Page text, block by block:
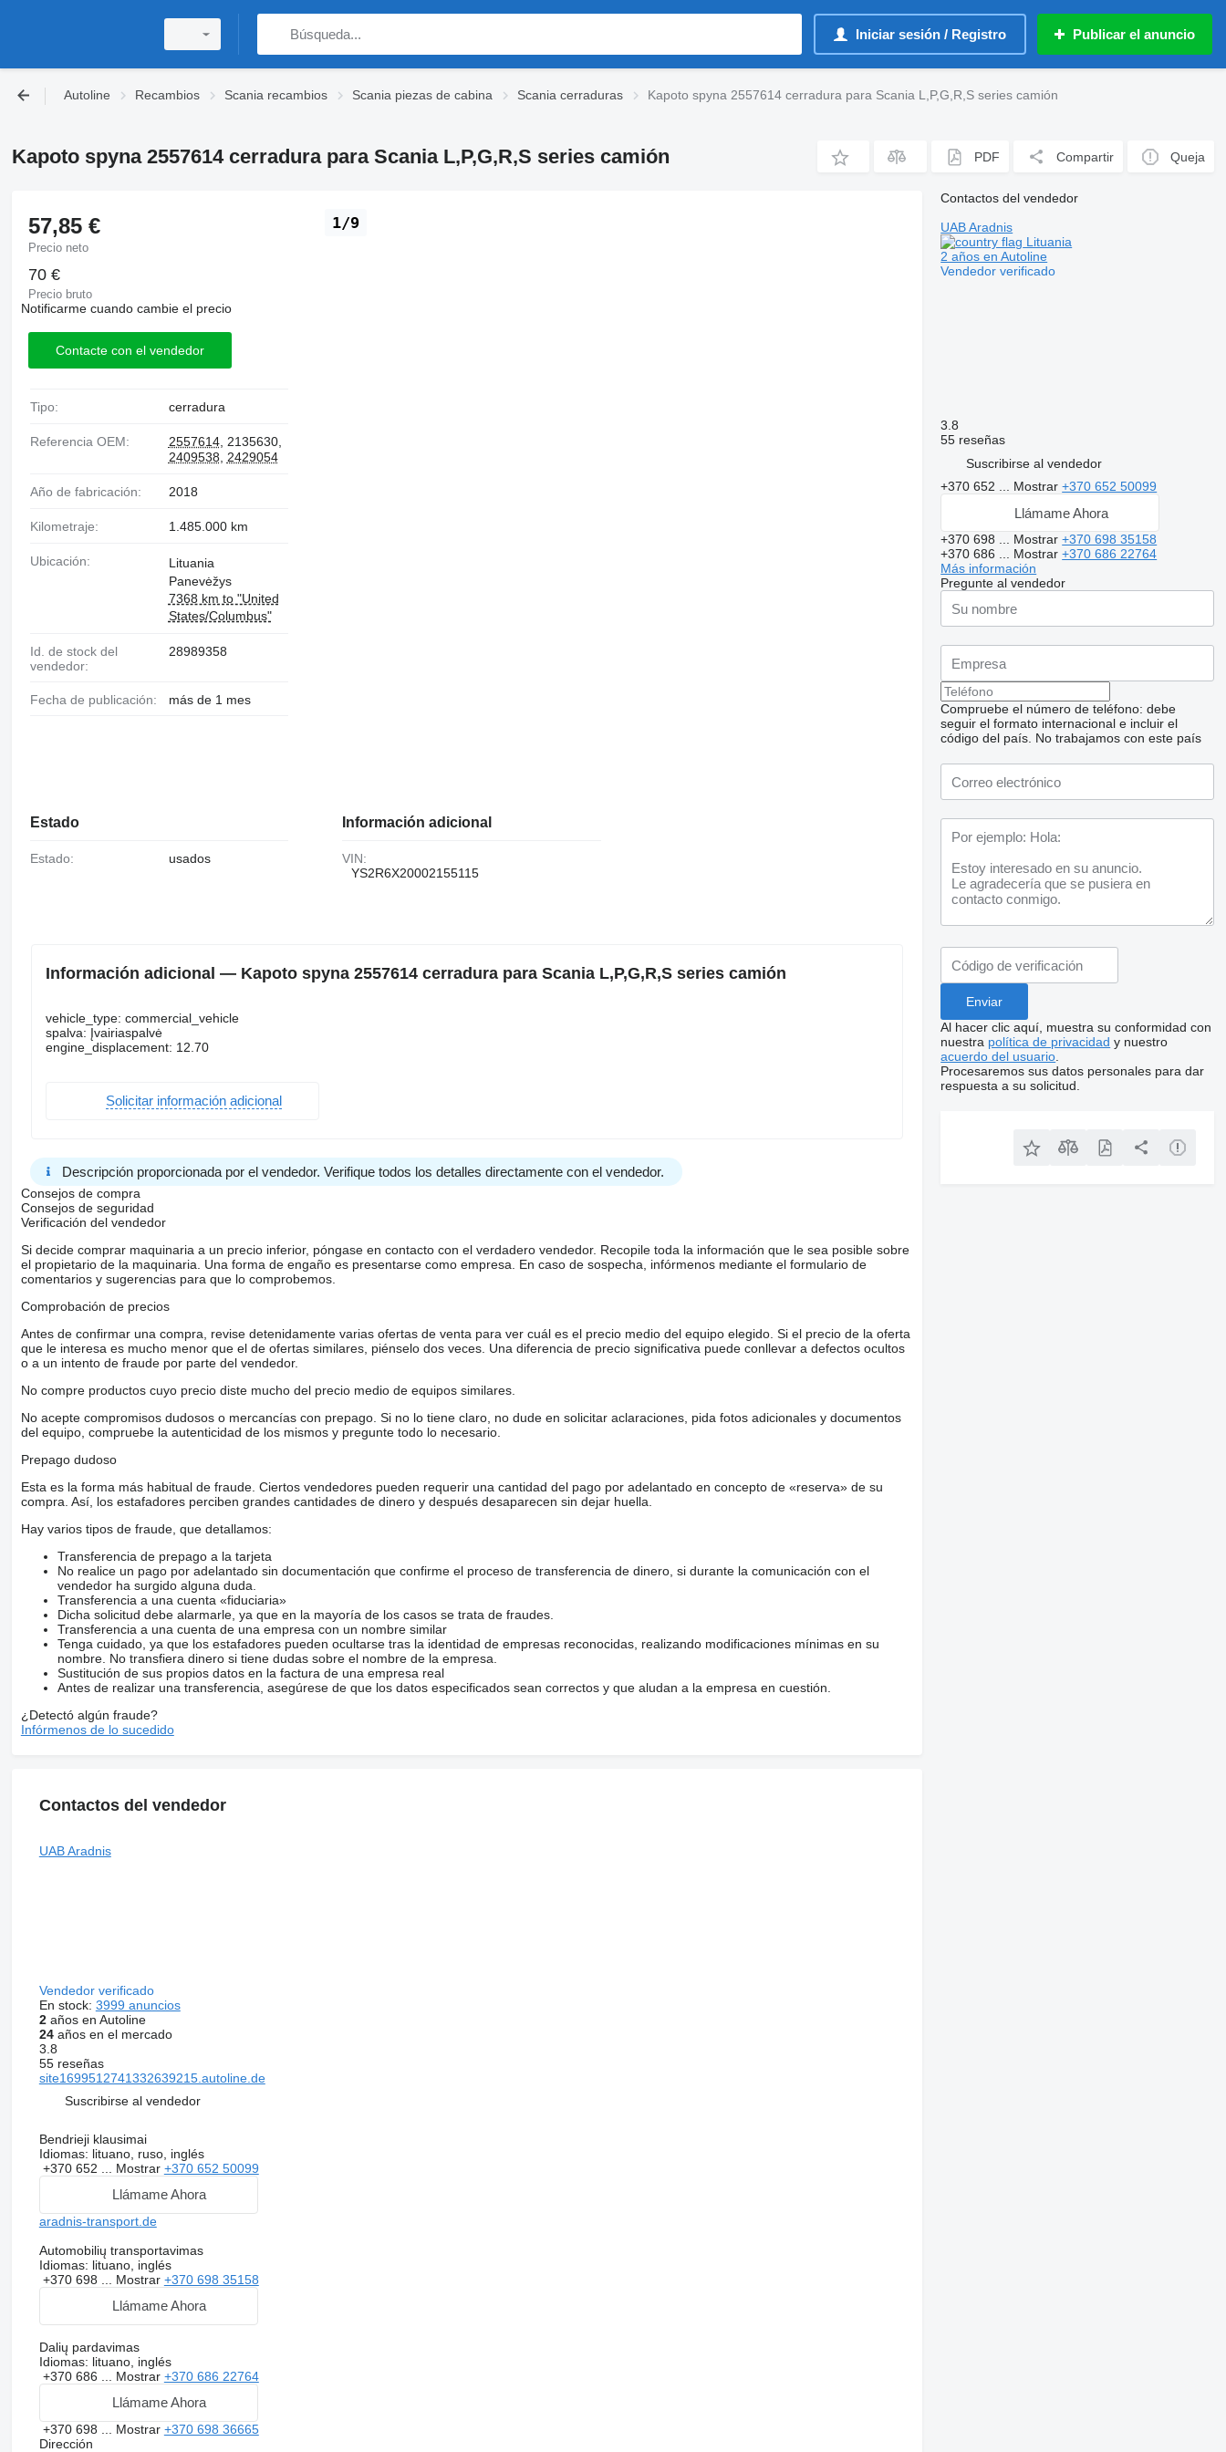
Iniciar sesión / Registro Publicar el anuncio
Autoline Recambios Scania recambios Scania piezas de cabina Scania cerraduras Kapoto spyna 2557614 cerradura para Scania L,P,G,R,S series camión
Kapoto spyna 2557614 cerradura para Scania L,P,G,R,S series camión PDF Compartir Queja
1/9
57,85 €
Precio neto
70 €
Precio bruto
Notificarme cuando cambie el precio
Contacte con el vendedor
Tipo: cerradura
Referencia OEM: 2557614, 2135630,
2409538
2429054
Año de fabricación: 2018
Kilometraje: 1.485.000 km
Ubicación:
Lituania
Panevėžys
7368 km to "United
States/Columbus"
Id. de stock del
vendedor:
28989358
Fecha de publicación: más de 1 mes
Estado
Estado: usados
Información adicional
VIN:
YS2R6X20002155115
Información adicional — Kapoto spyna 2557614 cerradura para Scania L,P,G,R,S series camión
vehicle_type: commercial_vehicle
spalva: Įvairiaspalvė
engine_displacement: 12.70
Solicitar información adicional
Descripción proporcionada por el vendedor. Verifique todos los detalles directamente con el vendedor.
Consejos de compra
Consejos de seguridad
Verificación del vendedor
Si decide comprar maquinaria a un precio inferior, póngase en contacto con el verdadero vendedor. Recopile toda la información que le sea posible sobre
el propietario de la maquinaria. Una forma de engaño es presentarse como empresa. En caso de sospecha, infórmenos mediante el formulario de
comentarios y sugerencias para que lo comprobemos.
Comprobación de precios
Antes de confirmar una compra, revise detenidamente varias ofertas de venta para ver cuál es el precio medio del equipo elegido. Si el precio de la oferta
que le interesa es mucho menor que el de ofertas similares, piénselo dos veces. Una diferencia de precio significativa puede conllevar a defectos ocultos
o a un intento de fraude por parte del vendedor.
No compre productos cuyo precio diste mucho del precio medio de equipos similares.
No acepte compromisos dudosos o mercancías con prepago. Si no lo tiene claro, no dude en solicitar aclaraciones, pida fotos adicionales y documentos
del equipo, compruebe la autenticidad de los mismos y pregunte todo lo necesario.
Prepago dudoso
Esta es la forma más habitual de fraude. Ciertos vendedores pueden requerir una cantidad del pago por adelantado en concepto de «reserva» de su
compra. Así, los estafadores perciben grandes cantidades de dinero y después desaparecen sin dejar huella.
Hay varios tipos de fraude, que detallamos:
Transferencia de prepago a la tarjeta
No realice un pago por adelantado sin documentación que confirme el proceso de transferencia de dinero, si durante la comunicación con el
vendedor ha surgido alguna duda.
Transferencia a una cuenta «fiduciaria»
Dicha solicitud debe alarmarle, ya que en la mayoría de los casos se trata de fraudes.
Transferencia a una cuenta de una empresa con un nombre similar
Tenga cuidado, ya que los estafadores pueden ocultarse tras la identidad de empresas reconocidas, realizando modificaciones mínimas en su
nombre. No transfiera dinero si tiene dudas sobre el nombre de la empresa.
Sustitución de sus propios datos en la factura de una empresa real
Antes de realizar una transferencia, asegúrese de que los datos especificados sean correctos y que aludan a la empresa en cuestión.
¿Detectó algún fraude?
Infórmenos de lo sucedido
Contactos del vendedor
UAB Aradnis
Vendedor verificado
En stock: 3999 anuncios
2años en Autoline
24años en el mercado
3.8
55 reseñas
site1699512741332639215.autoline.de
Suscribirse al vendedor
Bendrieji klausimai
Idiomas: lituano, ruso, inglés
+370 652 ... Mostrar +370 652 50099
Llámame Ahora
aradnis-transport.de
Automobilių transportavimas
Idiomas: lituano, inglés
+370 698 ... Mostrar +370 698 35158
Llámame Ahora
Dalių pardavimas
Idiomas: lituano, inglés
+370 686 ... Mostrar +370 686 22764
Llámame Ahora
+370 698 ... Mostrar +370 698 36665
Dirección
Contactos del vendedor
UAB Aradnis
Lituania
2 años en Autoline
Vendedor verificado
3.8
55 reseñas
Suscribirse al vendedor
+370 652 ... Mostrar+370 652 50099
Llámame Ahora
+370 698 ... Mostrar+370 698 35158
+370 686 ... Mostrar+370 686 22764
Más información
Pregunte al vendedor
Compruebe el número de teléfono: debe
seguir el formato internacional e incluir el
código del país. No trabajamos con este país
Al hacer clic aquí, muestra su conformidad con
nuestra política de privacidad y nuestro
acuerdo del usuario
Procesaremos sus datos personales para dar
respuesta a su solicitud.